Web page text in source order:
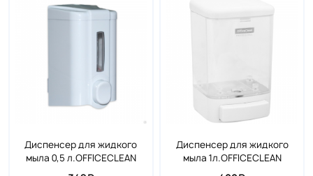
Диспенсер для жидкого
мыла 0,5 л.OFFICECLEAN
Диспенсер для жидкого
мыла 1л.OFFICECLEAN